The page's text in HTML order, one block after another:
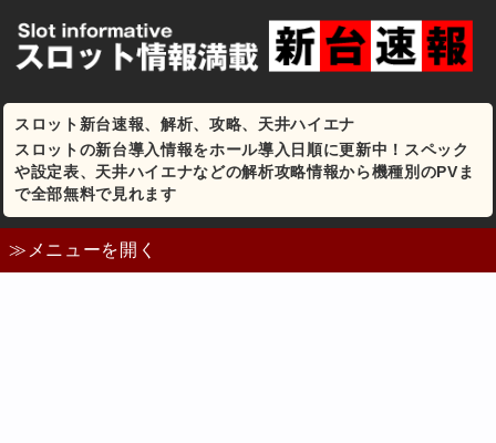
スロット新台速報、解析、攻略、天井ハイエナ
スロットの新台導入情報をホール導入日順に更新中！スペック
や設定表、天井ハイエナなどの解析攻略情報から機種別のPVま
で全部無料で見れます
≫メニューを開く